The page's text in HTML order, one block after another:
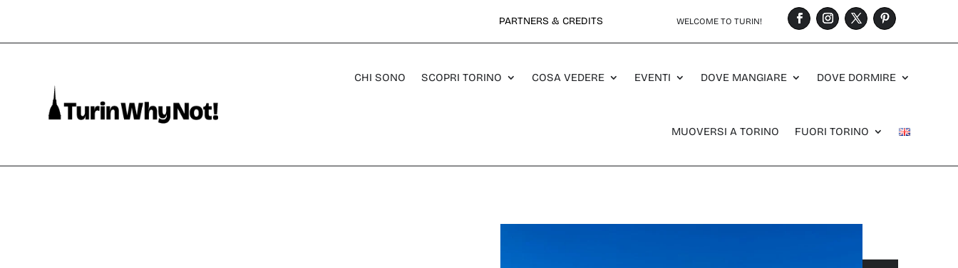
PARTNERS & CREDITS WELCOME TO TURIN!
CHI SONO SCOPRI TORINO COSA VEDERE EVENTI DOVE MANGIARE DOVE DORMIRE
MUOVERSI A TORINO FUORI TORINO